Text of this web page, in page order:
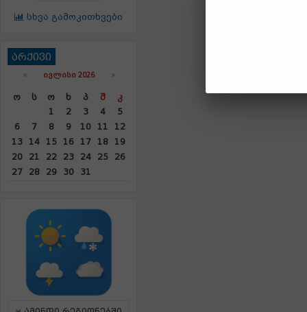
სხვა გამოკითხვები
არქივი
« ᲘᲕᲚᲘᲡᲘ 2026 »
Ო Ს Ო Ხ Პ Შ
Კ
1
2 3 4
5
6
7 8 9 10 11
12
13
14 15 16 17 18
19
20
21 22 23 24 25
26
27
28 29 30 31